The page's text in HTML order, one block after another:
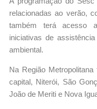
relacionadas ao verão,
também terá acesso
iniciativas de
ambiental.
Na Região
capital, Niterói, São
João de Meriti e Nova